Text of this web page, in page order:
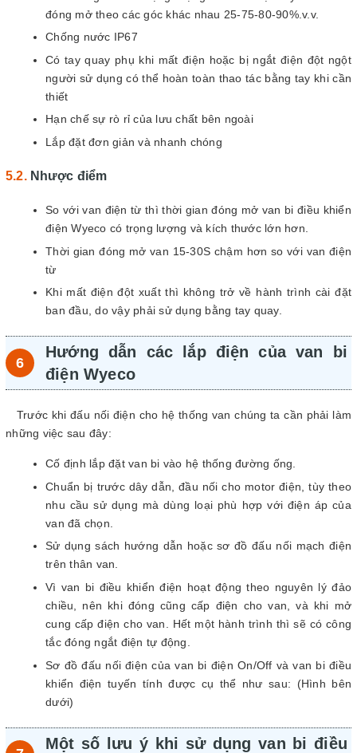
đóng mở theo các góc khác nhau 25-75-80-90%.v.v.
Chống nước IP67
Có tay quay phụ khi mất điện hoặc bị ngắt điện đột ngột
người sử dụng có thể hoàn toàn thao tác bằng tay khi cần
thiết
Hạn chế sự rò rỉ của lưu chất bên ngoài
Lắp đặt đơn giản và nhanh chóng
Nhược điểm
So với van điện từ thì thời gian đóng mở van bi điều khiển
điện Wyeco có trọng lượng và kích thước lớn hơn.
Thời gian đóng mở van 15-30S chậm hơn so với van điện
từ
Khi mất điện đột xuất thì không trở về hành trình cài đặt
ban đầu, do vậy phải sử dụng bằng tay quay.
Hướng dẫn các lắp điện của van bi
điện Wyeco
Trước khi đấu nối điện cho hệ thống van chúng ta cần phải làm
những việc sau đây:
Cố định lắp đặt van bi vào hệ thống đường ống.
Chuẩn bị trước dây dẫn, đầu nối cho motor điện, tùy theo
nhu cầu sử dụng mà dùng loại phù hợp với điện áp của
van đã chọn.
Sử dụng sách hướng dẫn hoặc sơ đồ đấu nối mạch điện
trên thân van.
Vì van bi điều khiển điện hoạt động theo nguyên lý đảo
chiều, nên khi đóng cũng cấp điện cho van, và khi mở
cung cấp điện cho van. Hết một hành trình thì sẽ có công
tắc đóng ngắt điện tự động.
Sơ đồ đấu nối điện của van bi điện On/Off và van bi điều
khiển điện tuyến tính được cụ thể như sau: (Hình bên
dưới)
Một số lưu ý khi sử dụng van bi điều